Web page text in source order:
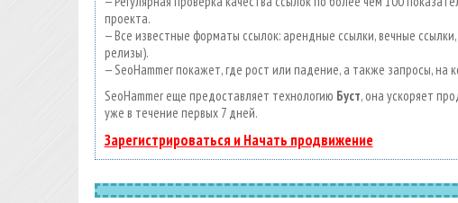
проекта.
— Все известные форматы ссылок: арендные ссылки, вечные
релизы).
— SeoHammer покажет, где рост или падение, а также запросы, на
SeoHammer еще предоставляет технологию Буст, она ускоряет
уже в течение первых 7 дней.
Зарегистрироваться и Начать продвижение